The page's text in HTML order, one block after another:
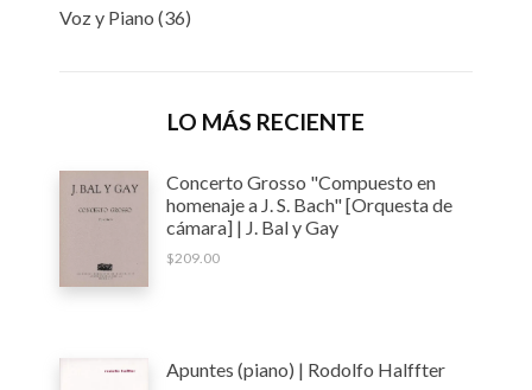
Voz y Piano (36)
LO MÁS RECIENTE
Concerto Grosso "Compuesto en
homenaje a J. S. Bach" [Orquesta de
cámara] | J. Bal y Gay
$209.00
Apuntes (piano) | Rodolfo Halffter